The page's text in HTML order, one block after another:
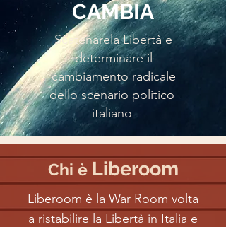
CAMBIA
Scatenarela Libertà e
determinare il
cambiamento radicale
dello scenario politico
italiano
Chi è Liberoom
Liberoom è la War Room volta
a ristabilire la Libertà in Italia e